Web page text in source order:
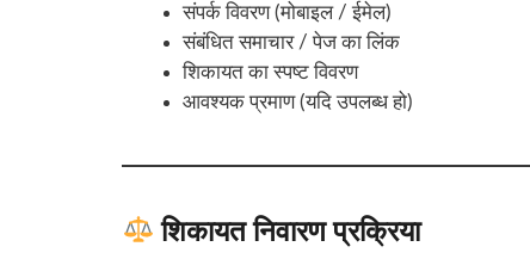
संपर्क विवरण (मोबाइल / ईमेल)
संबंधित समाचार / पेज का लिंक
शिकायत का स्पष्ट विवरण
आवश्यक प्रमाण (यदि उपलब्ध हो)
शिकायत निवारण प्रक्रिया